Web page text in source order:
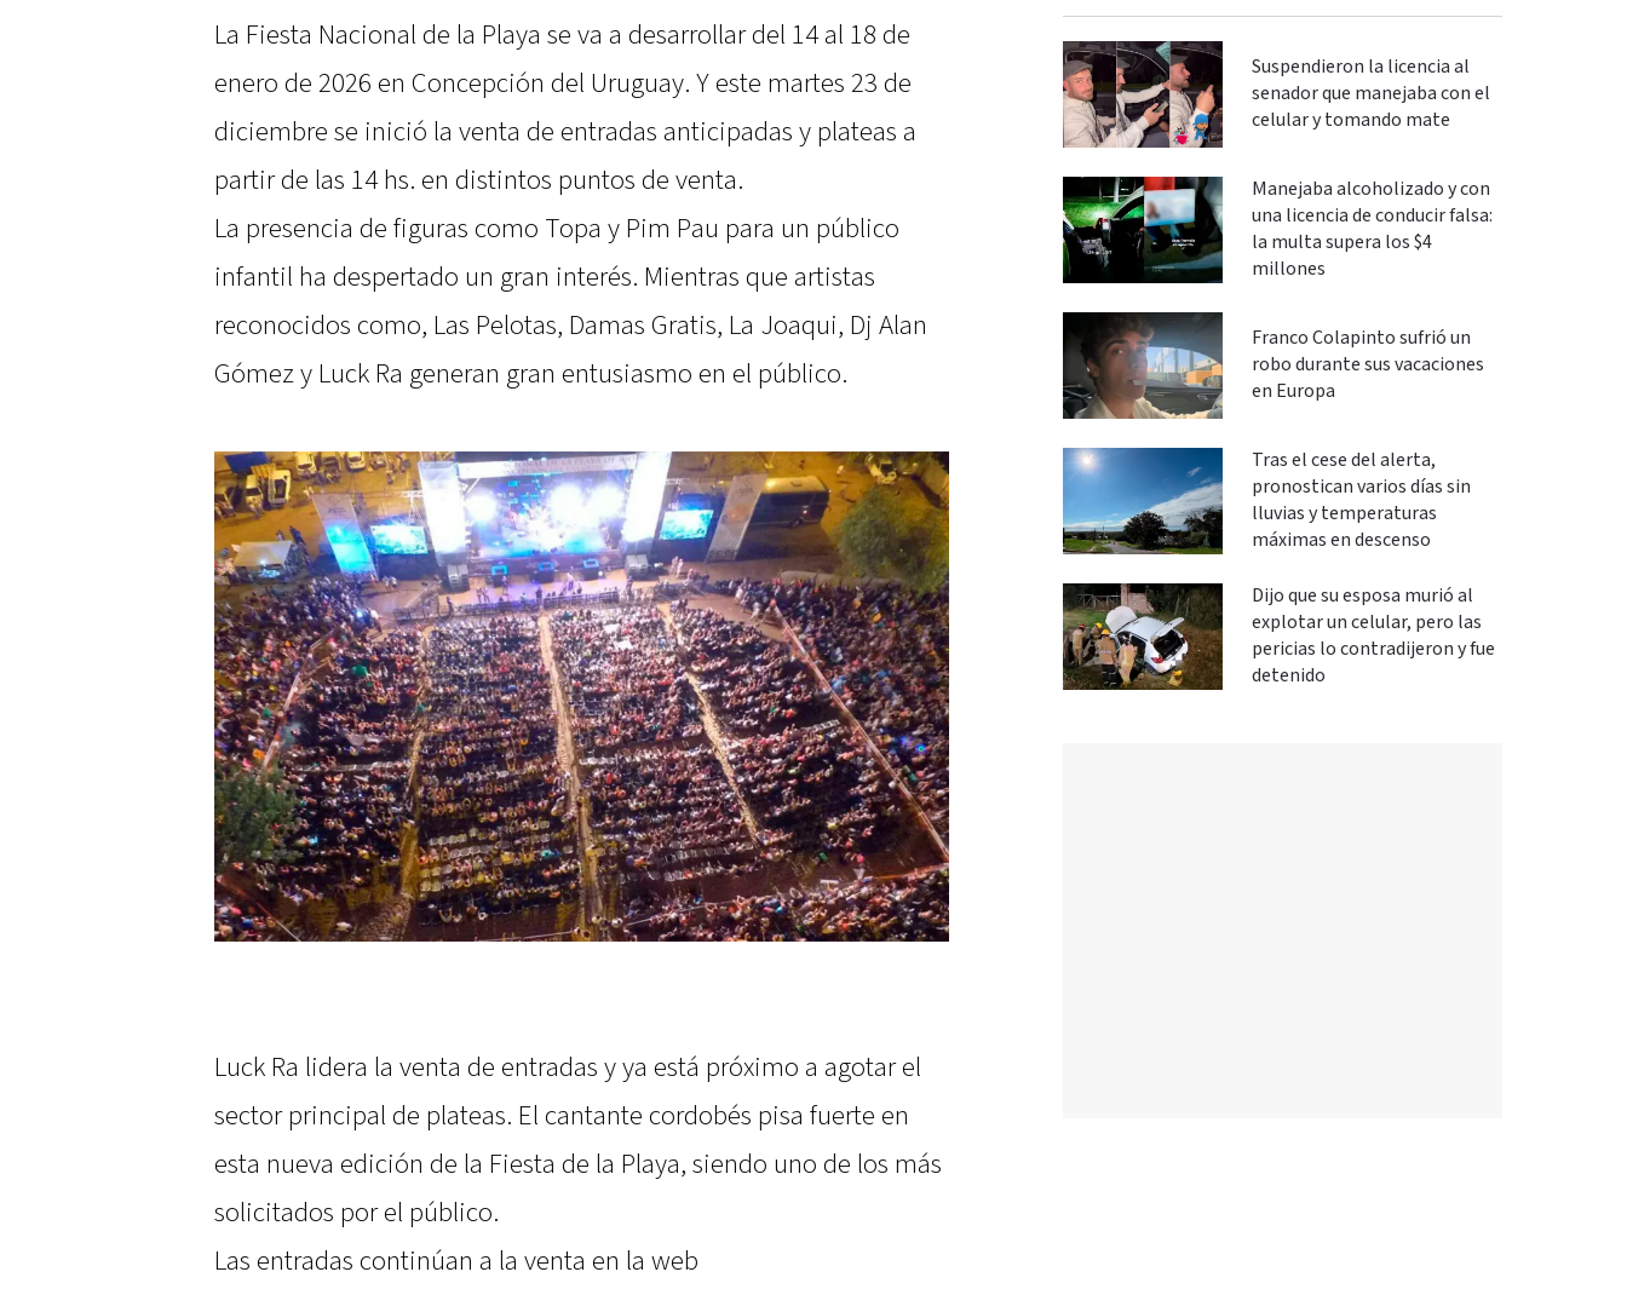
La Fiesta Nacional de la Playa se va a desarrollar del 14 al 18 de
enero de 2026 en Concepción del Uruguay. Y este martes 23 de
diciembre se inició la venta de entradas anticipadas y plateas a
partir de las 14 hs. en distintos puntos de venta.
La presencia de figuras como Topa y Pim Pau para un público
infantil ha despertado un gran interés. Mientras que artistas
reconocidos como, Las Pelotas, Damas Gratis, La Joaqui, Dj Alan
Gómez y Luck Ra generan gran entusiasmo en el público.
Luck Ra lidera la venta de entradas y ya está próximo a agotar el
sector principal de plateas. El cantante cordobés pisa fuerte en
esta nueva edición de la Fiesta de la Playa, siendo uno de los más
solicitados por el público.
Las entradas continúan a la venta en la web
Suspendieron la licencia al
senador que manejaba con el
celular y tomando mate
Manejaba alcoholizado y con
una licencia de conducir falsa:
la multa supera los $4
millones
Franco Colapinto sufrió un
robo durante sus vacaciones
en Europa
Tras el cese del alerta,
pronostican varios días sin
lluvias y temperaturas
máximas en descenso
Dijo que su esposa murió al
explotar un celular, pero las
pericias lo contradijeron y fue
detenido